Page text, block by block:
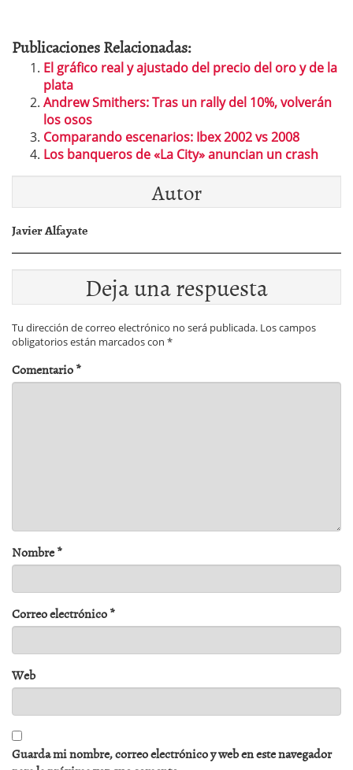
Publicaciones Relacionadas:
El gráfico real y ajustado del precio del oro y de la
plata
Andrew Smithers: Tras un rally del 10%, volverán
los osos
Comparando escenarios: Ibex 2002 vs 2008
Los banqueros de «La City» anuncian un crash
Autor
Javier Alfayate
Deja una respuesta
Tu dirección de correo electrónico no será publicada. Los campos
obligatorios están marcados con *
Comentario*
Nombre*
Correo electrónico*
Web
Guarda mi nombre, correo electrónico y web en este navegador